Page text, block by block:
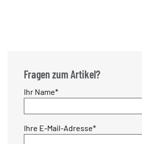
Fragen zum Artikel?
Pflichtfeld
Ihr Name*
Pflichtfeld
Ihre E-Mail-Adresse*